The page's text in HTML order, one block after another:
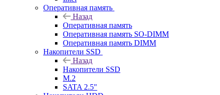
Оперативная память
Назад
Оперативная память
Оперативная память SO-DIMM
Оперативная память DIMM
Накопители SSD
Назад
Накопители SSD
M.2
SATA 2.5"